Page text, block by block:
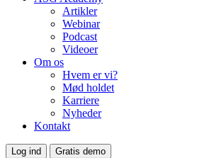
Artikler
Webinar
Podcast
Videoer
Om os
Hvem er vi?
Mød holdet
Karriere
Nyheder
Kontakt
Log ind Gratis demo